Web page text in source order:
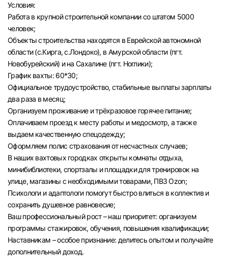
Ульяновск
Курган
Уфа
Условия:
Работа в крупной строительной компании со штатом 5000
человек;
Объекты строительства находятся в Еврейской автономной
области (с.Кирга, с.Лондоко), в Амурской области (пгт.
Новобурейский) и на Сахалине (пгт. Ноглики);
График вахты: 60*30;
Официальное трудоустройство, стабильные выплаты зарплаты
два раза в месяц;
Организуем проживание и трёхразовое горячее питание;
Оплачиваем проезд к месту работы и медосмотр, а также
выдаем качественную спецодежду;
Оформляем полис страхования от несчастных случаев;
В наших вахтовых городках открыты комнаты отдыха,
минибиблиотеки, спортзалы и площадки для тренировок на
улице, магазины с необходимыми товарами, ПВЗ Ozon;
Психологи и адаптологи помогут быстро влиться в коллектив и
сохранить душевное равновесие;
Ваш профессиональный рост – наш приоритет: организуем
программы стажировок, обучения, повышения квалификации;
Наставникам – особое признание: делитесь опытом и получайте
дополнительный доход.